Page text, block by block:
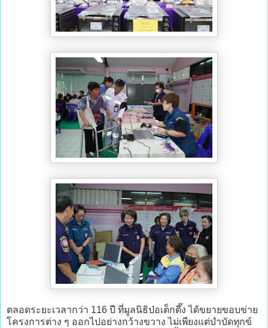
ตลอดระยะเวลากว่า 116 ปี ที่มูลนิธิป่อเต็กตึ๊ง ได้ขยายขอบข่าย
โครงการต่าง ๆ ออกไปอย่างกว้างขวาง ไม่เพียงแต่บำบัดทุกข์